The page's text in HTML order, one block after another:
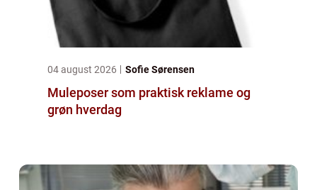
04 august 2026 Sofie Sørensen
Muleposer som praktisk reklame og
grøn hverdag